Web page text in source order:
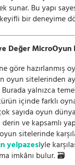
sunar. Bu yapı
bir deneyime
Değer MicroOyun
göre hazırlanmış
oyun sitelerinden
yalnızca
içinde farklı
sayıda oyun
ve kapsamlı
sitelerinde
yelpazesiyle
imkânı bulur. 🗃️